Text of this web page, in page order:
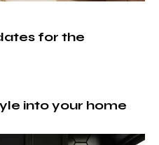
for the
into your home